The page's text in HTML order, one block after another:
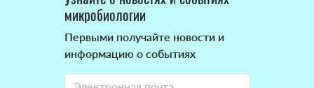
микробиологии
Первыми получайте новости и
информацию о событиях